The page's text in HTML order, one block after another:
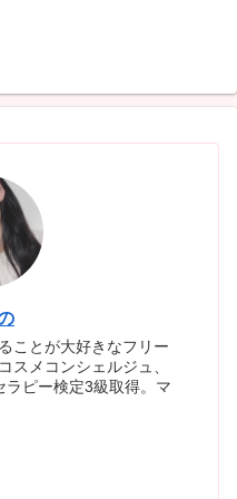
ことが大好きなフリー
スメコンシェルジュ、
ラピー検定3級取得。マ